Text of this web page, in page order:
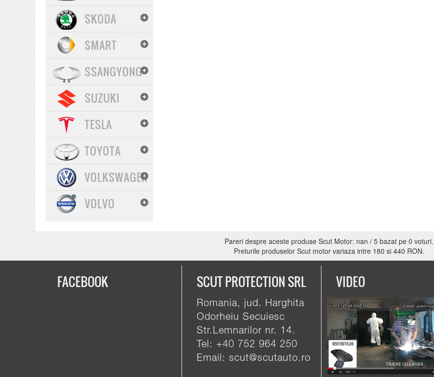
SKODA
SMART
SSANGYONG
SUZUKI
TESLA
TOYOTA
VOLKSWAGEN
VOLVO
Pareri despre aceste produse Scut Motor: nan/5bazat pe0voturi.
Preturile produselor Scut motor variaza intre180si440 RON.
FACEBOOK SCUT PROTECTION SRL
Romania, jud. Harghita
Odorheiu Secuiesc
Str.Lemnarilor nr. 14.
Tel: +40 752 964 250
Email: scut@scutauto.ro
VIDEO